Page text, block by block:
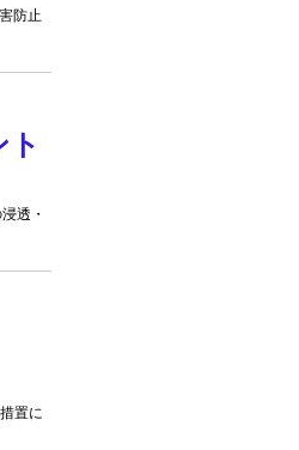
防止
透・
置に